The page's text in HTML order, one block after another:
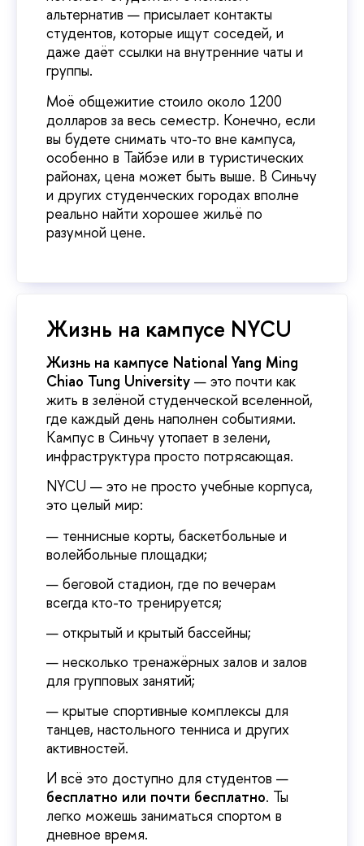
альтернатив — присылает контакты
студентов, которые ищут соседей, и
даже даёт ссылки на внутренние чаты и
группы.
Моё общежитие стоило около 1200
долларов за весь семестр. Конечно, если
вы будете снимать что-то вне кампуса,
особенно в Тайбэе или в туристических
районах, цена может быть выше. В Синьчу
и других студенческих городах вполне
реально найти хорошее жильё по
разумной цене.
Жизнь на кампусе NYCU
Жизнь на кампусе National Yang Ming
Chiao Tung University — это почти как
жить в зелёной студенческой вселенной,
где каждый день наполнен событиями.
Кампус в Синьчу утопает в зелени,
инфраструктура просто потрясающая.
NYCU — это не просто учебные корпуса,
это целый мир:
теннисные корты, баскетбольные и
волейбольные площадки;
беговой стадион, где по вечерам
всегда кто-то тренируется;
открытый и крытый бассейны;
несколько тренажёрных залов и залов
для групповых занятий;
крытые спортивные комплексы для
танцев, настольного тенниса и других
активностей.
И всё это доступно для студентов —
бесплатно или почти бесплатно. Ты
легко можешь заниматься спортом в
дневное время.